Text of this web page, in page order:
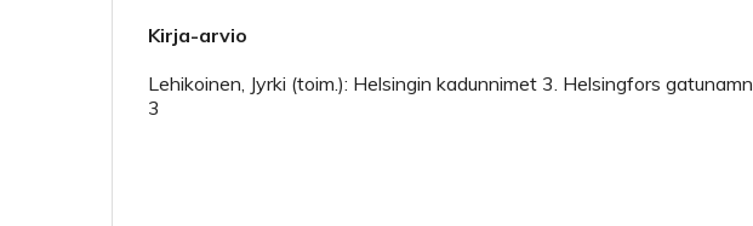
Kirja-arvio
Lehikoinen, Jyrki (toim.): Helsingin kadunnimet 3. Helsingfors gatunamn
3